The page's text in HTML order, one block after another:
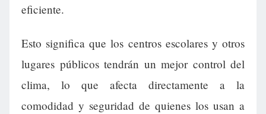
eficiente.
Esto significa que los centros escolares y otros
lugares públicos tendrán un mejor control del
clima, lo que afecta directamente a la
comodidad y seguridad de quienes los usan a